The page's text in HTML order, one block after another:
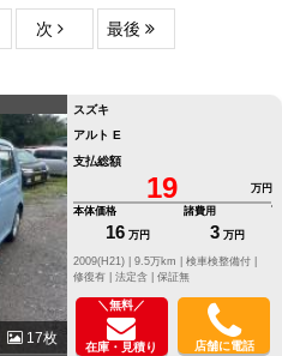
次 最後
17枚
スズキ
アルト E
支払総額
19
万円
本体価格
16 万円
諸費用
3 万円
修復有 | 法定含 | 保証無
＼無料／
在庫・見積り 店舗に電話